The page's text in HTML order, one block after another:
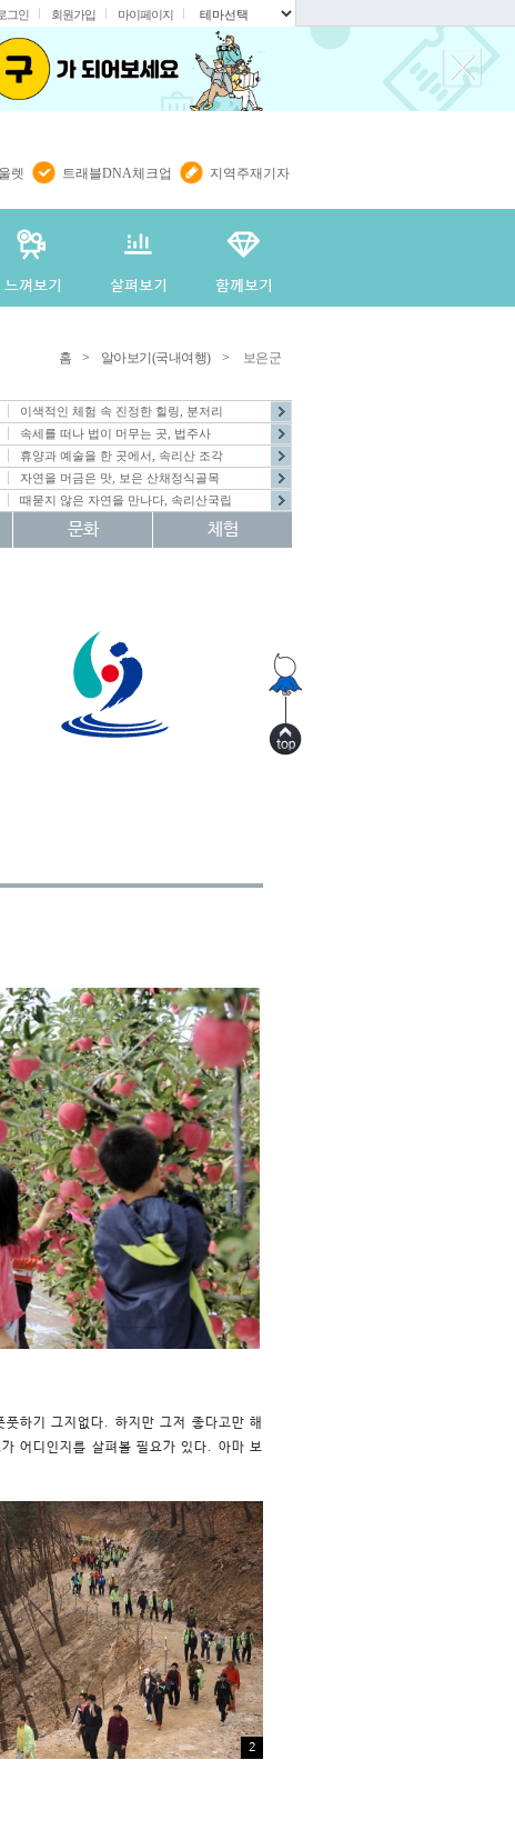
그인 회원가입 마이페이지
렛 트래블DNA체크업 지역주재기자
홈 > 알아보기(국내여행) > 보은군
이색적인 체험 속 진정한 힐링, 분저리
속세를 떠나 법이 머무는 곳, 법주사
휴양과 예술을 한 곳에서, 속리산 조각
자연을 머금은 맛, 보은 산채정식골목
때묻지 않은 자연을 만나다, 속리산국립
문화 체험
하기 그지없다. 하지만 그저 좋다고만 해
어디인지를 살펴볼 필요가 있다. 아마 보
2